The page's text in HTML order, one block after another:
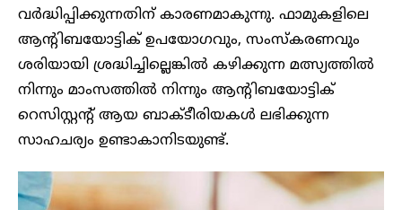
വർദ്ധിപ്പിക്കുന്നതിന് കാരണമാകുന്നു. ഫാമുകളിലെ
ആന്റിബയോട്ടിക് ഉപയോഗവും, സംസ്കരണവും
ശരിയായി ശ്രദ്ധിച്ചില്ലെങ്കിൽ കഴിക്കുന്ന മത്സ്യത്തിൽ
നിന്നും മാംസത്തിൽ നിന്നും ആന്റിബയോട്ടിക്
റെസിസ്റ്റന്റ് ആയ ബാക്‌ടീരിയകൾ ലഭിക്കുന്ന
സാഹചര്യം ഉണ്ടാകാനിടയുണ്ട്.